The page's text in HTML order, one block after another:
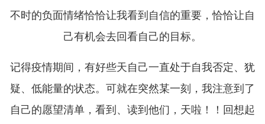
不时的负面情绪恰恰让我看到自信的重要，恰恰让自
己有机会去回看自己的目标。
记得疫情期间，有好些天自己一直处于自我否定、犹
疑、低能量的状态。可就在突然某一刻，我注意到了
自己的愿望清单，看到、读到他们，天啦！！回想起